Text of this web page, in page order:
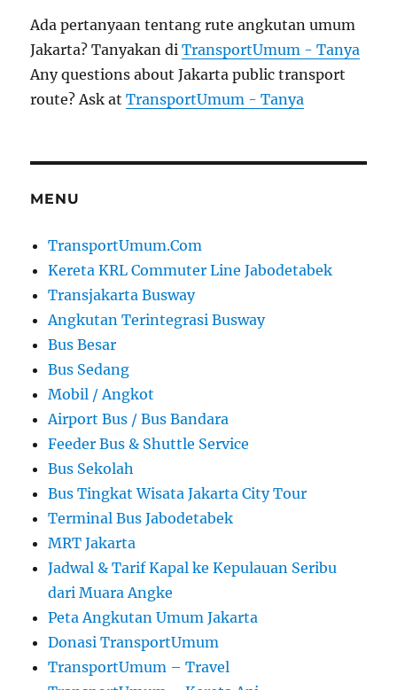
Ada pertanyaan tentang rute angkutan umum
Jakarta? Tanyakan diTransportUmum - Tanya
Any questions about Jakarta public transport
route? Ask atTransportUmum - Tanya
MENU
TransportUmum.Com
Kereta KRL Commuter Line Jabodetabek
Transjakarta Busway
Angkutan Terintegrasi Busway
Bus Besar
Bus Sedang
Mobil / Angkot
Airport Bus / Bus Bandara
Feeder Bus & Shuttle Service
Bus Sekolah
Bus Tingkat Wisata Jakarta City Tour
Terminal Bus Jabodetabek
MRT Jakarta
Jadwal & Tarif Kapal ke Kepulauan Seribu
dari Muara Angke
Peta Angkutan Umum Jakarta
Donasi TransportUmum
TransportUmum – Travel